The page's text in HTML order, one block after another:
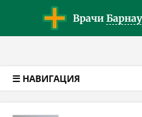
Врачи
☰ НАВИГАЦИЯ